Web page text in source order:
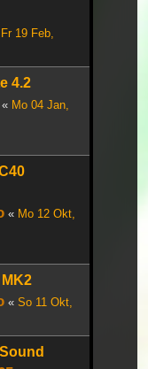
Fr 19 Feb,
4.2
« Mo 04 Jan,
« Mo 12 Okt,
« So 11 Okt,